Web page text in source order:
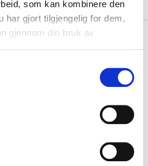
som kan kombinere den
har gjort tilgjengelig for dem,
gjennom din bruk av
har også kjøpt